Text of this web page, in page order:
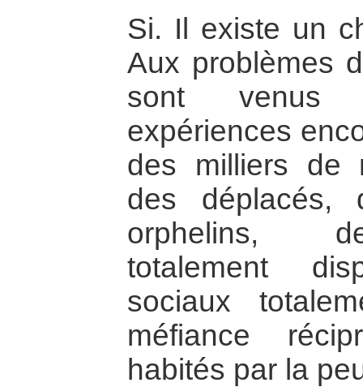
Si. Il existe un
Aux problèmes
sont venus
expériences
des milliers de
des déplacés,
orphelins,
totalement
sociaux
méfiance
habités par la